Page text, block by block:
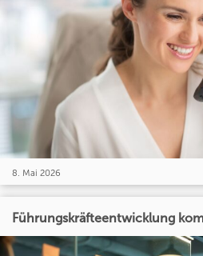
8. Mai 2026
Führungskräfteentwicklung